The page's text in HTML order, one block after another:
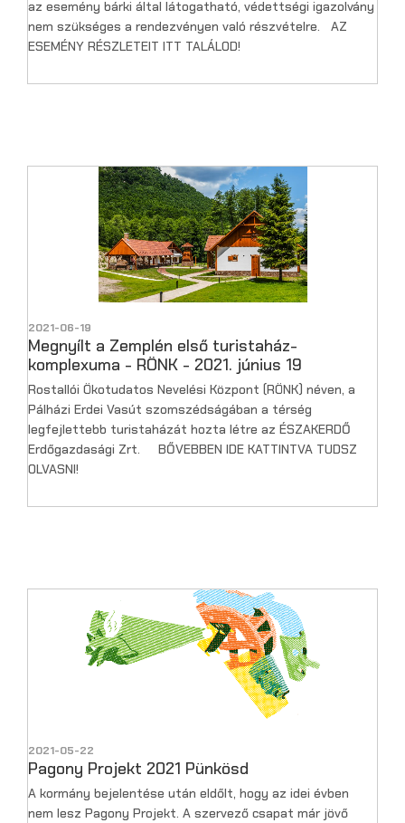
az esemény bárki által látogatható, védettségi igazolvány
nem szükséges a rendezvényen való részvételre. AZ
ESEMÉNY RÉSZLETEIT ITT TALÁLOD!
2021-06-19
Megnyílt a Zemplén első turistaház-
komplexuma - RÖNK - 2021. június 19
Rostallói Ökotudatos Nevelési Központ (RÖNK) néven, a
Pálházi Erdei Vasút szomszédságában a térség
legfejlettebb turistaházát hozta létre az ÉSZAKERDŐ
Erdőgazdasági Zrt. BŐVEBBEN IDE KATTINTVA TUDSZ
OLVASNI!
2021-05-22
Pagony Projekt 2021 Pünkösd
A kormány bejelentése után eldőlt, hogy az idei évben
nem lesz Pagony Projekt. A szervező csapat már jövő